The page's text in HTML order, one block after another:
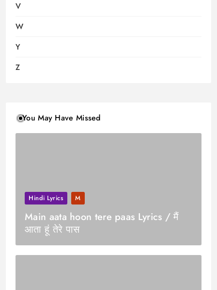
V
W
Y
Z
You May Have Missed
Hindi Lyrics M
Main aata hoon tere paas Lyrics / मैं
आता हूं तेरे पास